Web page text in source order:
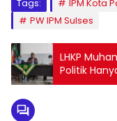
Tags: IPM Kota
PW IPM Sulses
LHKP
Politik
Agama